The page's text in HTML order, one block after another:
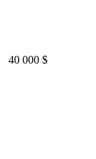
40 000 $